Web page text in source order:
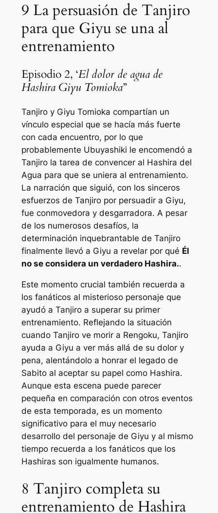
9 La persuasión de Tanjiro
para que Giyu se una al
entrenamiento
Episodio 2, ‘El dolor de agua de
Hashira Giyu Tomioka”
Tanjiro y Giyu Tomioka compartían un
vínculo especial que se hacía más fuerte
con cada encuentro, por lo que
probablemente Ubuyashiki le encomendó a
Tanjiro la tarea de convencer al Hashira del
Agua para que se uniera al entrenamiento.
La narración que siguió, con los sinceros
esfuerzos de Tanjiro por persuadir a Giyu,
fue conmovedora y desgarradora. A pesar
de los numerosos desafíos, la
determinación inquebrantable de Tanjiro
finalmente llevó a Giyu a revelar por qué Él
no se considera un verdadero Hashira..
Este momento crucial también recuerda a
los fanáticos al misterioso personaje que
ayudó a Tanjiro a superar su primer
entrenamiento. Reflejando la situación
cuando Tanjiro ve morir a Rengoku, Tanjiro
ayuda a Giyu a ver más allá de su dolor y
pena, alentándolo a honrar el legado de
Sabito al aceptar su papel como Hashira.
Aunque esta escena puede parecer
pequeña en comparación con otros eventos
de esta temporada, es un momento
significativo para el muy necesario
desarrollo del personaje de Giyu y al mismo
tiempo recuerda a los fanáticos que los
Hashiras son igualmente humanos.
8 Tanjiro completa su
entrenamiento de Hashira